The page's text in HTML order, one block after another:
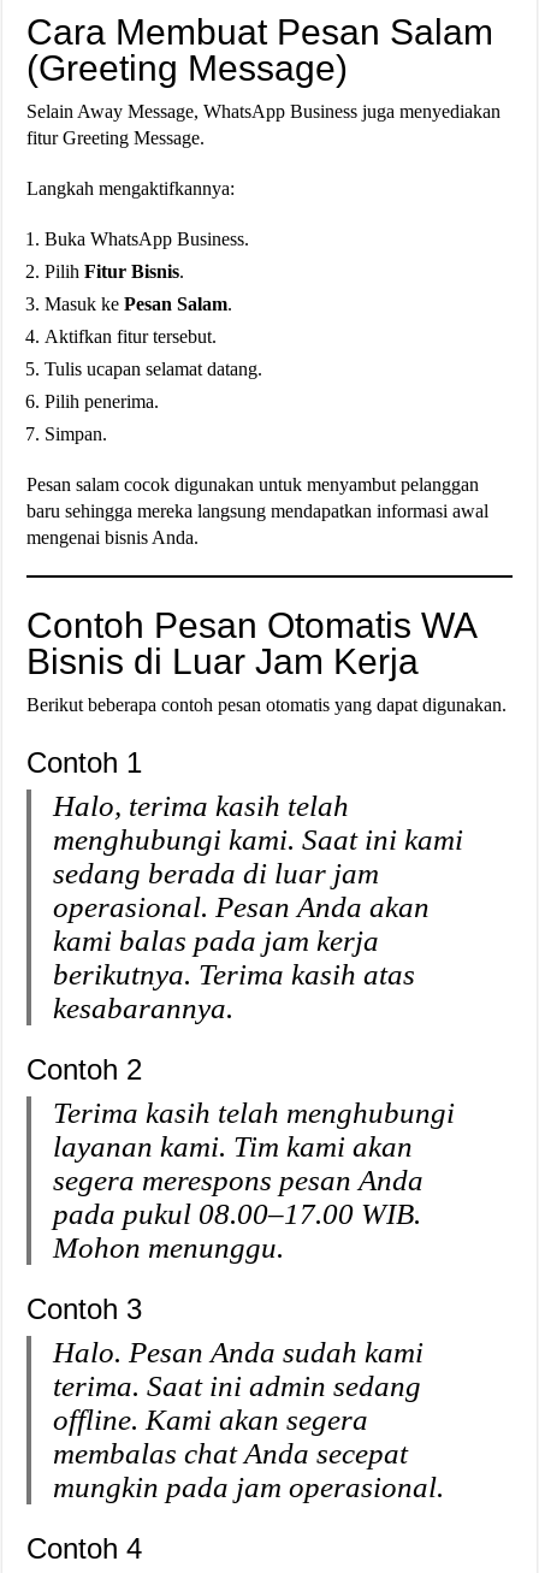
Cara Membuat Pesan Salam
(Greeting Message)
Selain Away Message, WhatsApp Business juga menyediakan
fitur Greeting Message.
Langkah mengaktifkannya:
Buka WhatsApp Business.
PilihFitur Bisnis.
Masuk kePesan Salam.
Aktifkan fitur tersebut.
Tulis ucapan selamat datang.
Pilih penerima.
Simpan.
Pesan salam cocok digunakan untuk menyambut pelanggan
baru sehingga mereka langsung mendapatkan informasi awal
mengenai bisnis Anda.
Contoh Pesan Otomatis WA
Bisnis di Luar Jam Kerja
Berikut beberapa contoh pesan otomatis yang dapat digunakan.
Contoh 1
Halo, terima kasih telah
menghubungi kami. Saat ini kami
sedang berada di luar jam
operasional. Pesan Anda akan
kami balas pada jam kerja
berikutnya. Terima kasih atas
kesabarannya.
Contoh 2
Terima kasih telah menghubungi
layanan kami. Tim kami akan
segera merespons pesan Anda
pada pukul 08.00–17.00 WIB.
Mohon menunggu.
Contoh 3
Halo. Pesan Anda sudah kami
terima. Saat ini admin sedang
offline. Kami akan segera
membalas chat Anda secepat
mungkin pada jam operasional.
Contoh 4